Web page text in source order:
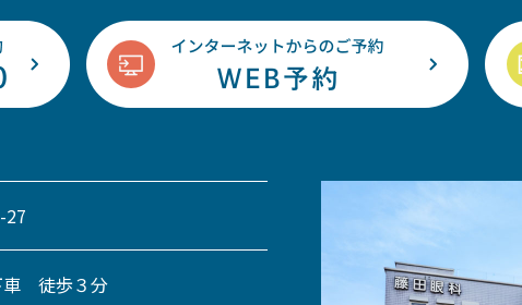
27
車 徒歩３分